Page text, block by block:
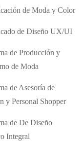
de Moda y Color
de Diseño UX/UI
de Producción y
de Moda
de Asesoría de
y Personal Shopper
de De Diseño
Integral